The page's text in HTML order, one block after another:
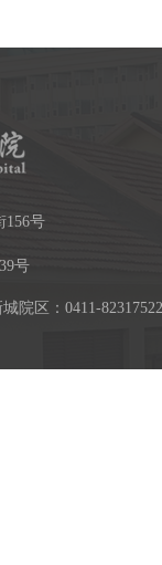
156号
号
院区：0411-82317522